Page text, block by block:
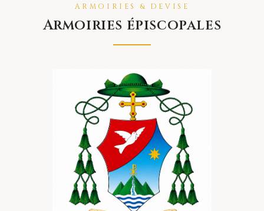
ARMOIRIES & DEVISE
Armoiries épiscopales